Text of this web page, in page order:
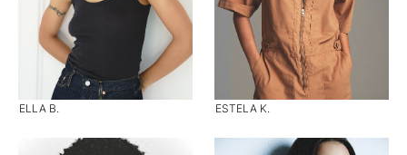
ELLA B. ESTELA K.